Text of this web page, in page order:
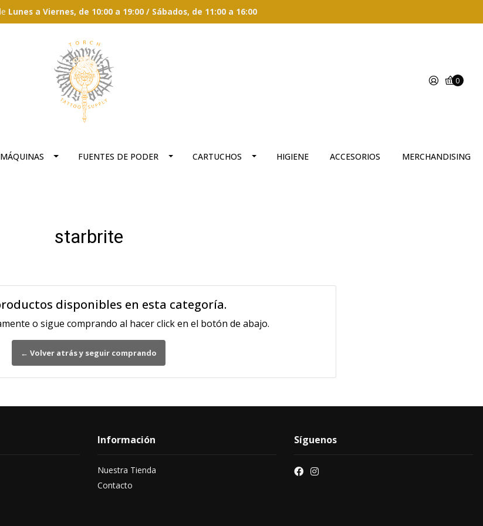
Lunes a Viernes, de 10:00 a 19:00 / Sábados, de 11:00 a 16:00
0
MÁQUINAS FUENTES DE PODER CARTUCHOS HIGIENE ACCESORIOS MERCHANDISING
starbrite
disponibles en esta categoría.
o sigue comprando al hacer click en el botón de abajo.
← Volver atrás y seguir comprando
Información
Nuestra Tienda
Contacto
Síguenos